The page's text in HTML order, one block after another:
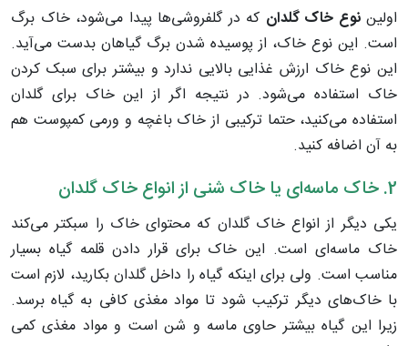
اولیننوع خاک گلدان که در گلفروشی‌ها پیدا می‌شود، خاک برگ
است. این نوع خاک، از پوسیده شدن برگ گیاهان بدست می‌آید.
این نوع خاک ارزش غذایی بالایی ندارد و بیشتر برای سبک کردن
خاک استفاده می‌شود. در نتیجه اگر از این خاک برای گلدان
استفاده می‌کنید، حتما ترکیبی از خاک باغچه و ورمی کمپوست هم
به آن اضافه کنید.
2. خاک ماسه‌ای یا خاک شنی از انواع خاک گلدان
یکی دیگر از انواع خاک گلدان که محتوای خاک را سبکتر می‌کند
خاک ماسه‌ای است. این خاک برای قرار دادن قلمه گیاه بسیار
مناسب است. ولی برای اینکه گیاه را داخل گلدان بکارید، لازم است
با خاک‌های دیگر ترکیب شود تا مواد مغذی کافی به گیاه برسد.
زیرا این گیاه بیشتر حاوی ماسه و شن است و مواد مغذی کمی